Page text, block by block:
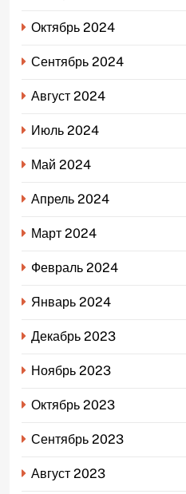
Октябрь 2024
Сентябрь 2024
Август 2024
Июль 2024
Май 2024
Апрель 2024
Март 2024
Февраль 2024
Январь 2024
Декабрь 2023
Ноябрь 2023
Октябрь 2023
Сентябрь 2023
Август 2023